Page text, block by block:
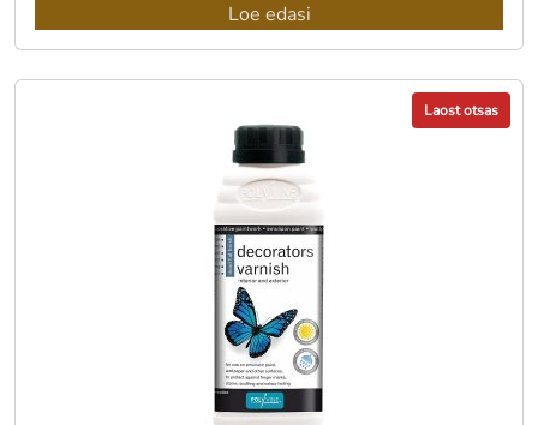
Loe edasi
Laost otsas